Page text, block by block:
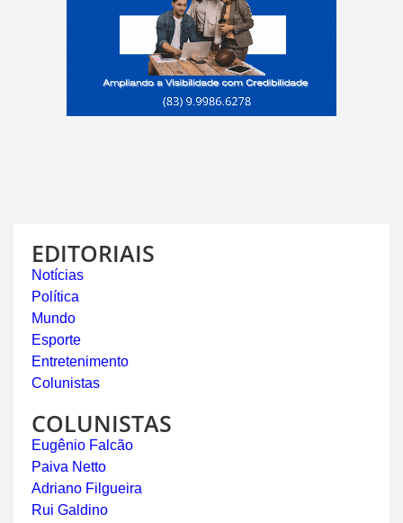
EDITORIAIS
Notícias
Política
Mundo
Esporte
Entretenimento
Colunistas
COLUNISTAS
Eugênio Falcão
Paiva Netto
Adriano Filgueira
Rui Galdino